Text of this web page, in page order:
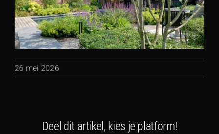
26 mei 2026
Deel dit artikel, kies je platform!